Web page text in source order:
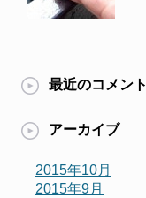
最近のコメント
アーカイブ
2015年10月
2015年9月